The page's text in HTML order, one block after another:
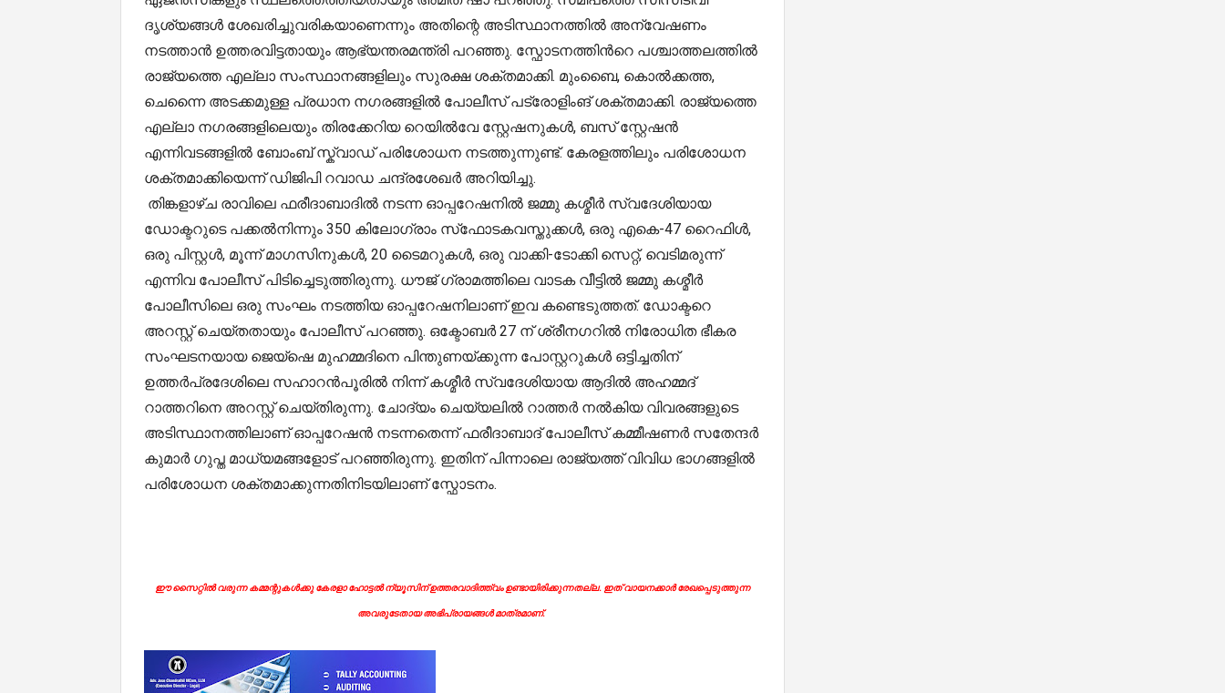
ദൃശ്യങ്ങള്‍ ശേഖരിച്ചുവരികയാണെന്നും അതിന്റെ അടിസ്ഥാനത്തില്‍ അന്വേഷണം
നടത്താന്‍ ഉത്തരവിട്ടതായും ആഭ്യന്തരമന്ത്രി പറഞ്ഞു. സ്ഫോടനത്തിൻറെ പശ്ചാത്തലത്തിൽ
രാജ്യത്തെ എല്ലാ സംസ്ഥാനങ്ങളിലും സുരക്ഷ ശക്തമാക്കി. മുംബൈ, കൊൽക്കത്ത,
ചെന്നൈ അടക്കമുള്ള പ്രധാന നഗരങ്ങളിൽ പോലീസ് പട്രോളിംങ് ശക്തമാക്കി. രാജ്യത്തെ
എല്ലാ നഗരങ്ങളിലെയും തിരക്കേറിയ റെയിൽവേ സ്റ്റേഷനുകൾ, ബസ് സ്റ്റേഷൻ
എന്നിവടങ്ങളിൽ ബോംബ് സ്ക്വാഡ് പരിശോധന നടത്തുന്നുണ്ട്. കേരളത്തിലും പരിശോധന
ശക്തമാക്കിയെന്ന് ഡിജിപി റവാഡ ചന്ദ്രശേഖർ അറിയിച്ചു.
തിങ്കളാഴ്ച രാവിലെ ഫരീദാബാദിൽ നടന്ന ഓപ്പറേഷനിൽ ജമ്മു കശ്മീർ സ്വദേശിയായ
ഡോക്ടറുടെ പക്കൽനിന്നും 350 കിലോഗ്രാം സ്‌ഫോടകവസ്തുക്കൾ, ഒരു എകെ-47 റൈഫിൾ,
ഒരു പിസ്റ്റൾ, മൂന്ന് മാഗസിനുകൾ, 20 ടൈമറുകൾ, ഒരു വാക്കി-ടോക്കി സെറ്റ്, വെടിമരുന്ന്
എന്നിവ പോലീസ് പിടിച്ചെടുത്തിരുന്നു. ധൗജ് ഗ്രാമത്തിലെ വാടക വീട്ടിൽ ജമ്മു കശ്മീർ
പോലീസിലെ ഒരു സംഘം നടത്തിയ ഓപ്പറേഷനിലാണ് ഇവ കണ്ടെടുത്തത്. ഡോക്ടറെ
അറസ്റ്റ് ചെയ്തതായും പോലീസ് പറഞ്ഞു. ഒക്ടോബർ 27 ന് ശ്രീനഗറിൽ നിരോധിത ഭീകര
സംഘടനയായ ജെയ്ഷെ മുഹമ്മദിനെ പിന്തുണയ്ക്കുന്ന പോസ്റ്ററുകൾ ഒട്ടിച്ചതിന്
ഉത്തർപ്രദേശിലെ സഹാറൻപൂരിൽ നിന്ന് കശ്മീർ സ്വദേശിയായ ആദിൽ അഹമ്മദ്
റാത്തറിനെ അറസ്റ്റ് ചെയ്തിരുന്നു. ചോദ്യം ചെയ്യലിൽ റാത്തർ നൽകിയ വിവരങ്ങളുടെ
അടിസ്ഥാനത്തിലാണ് ഓപ്പറേഷൻ നടന്നതെന്ന് ഫരീദാബാദ് പോലീസ് കമ്മീഷണർ സതേന്ദർ
കുമാർ ഗുപ്ത മാധ്യമങ്ങളോട് പറഞ്ഞിരുന്നു. ഇതിന് പിന്നാലെ രാജ്യത്ത് വിവിധ ഭാഗങ്ങളിൽ
പരിശോധന ശക്തമാക്കുന്നതിനിടയിലാണ് സ്ഫോടനം.
ഈ സൈറ്റിൽ വരുന്ന കമ്മന്റുകൾക്കു കേരളാ ഹോട്ടൽ ന്യൂസിന് ഉത്തരവാദിത്ത്വം ഉണ്ടായിരിക്കുന്നതല്ല. ഇത് വായനക്കാർ രേഖപ്പെടുത്തുന്ന
അവരുടേതായ അഭിപ്രായങ്ങൾ മാത്രമാണ്.